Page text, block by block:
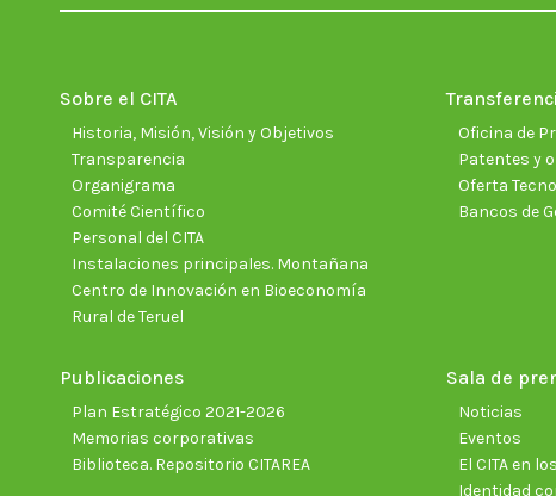
Sobre el CITA
Historia, Misión, Visión y Objetivos
Transparencia
Organigrama
Comité Científico
Personal del CITA
Instalaciones principales. Montañana
Centro de Innovación en Bioeconomía
Rural de Teruel
Oficina de
Patentes y
Oferta
Bancos de
Publicaciones
Plan Estratégico 2021-2026
Memorias corporativas
Biblioteca. Repositorio CITAREA
Sala de
Noticias
Eventos
El CITA en
Identidad